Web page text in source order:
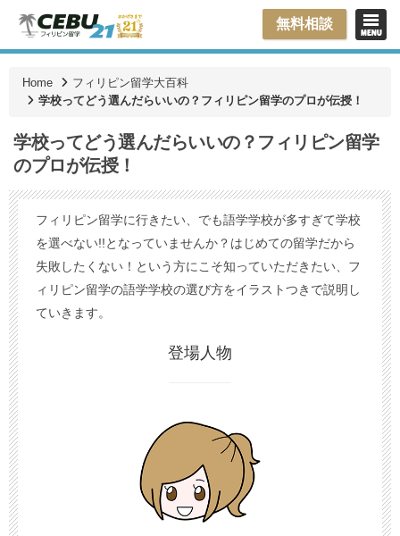
無料相談
Home
フィリピン留学大百科
学校ってどう選んだらいいの？フィリピン留学のプロが伝授！
学校ってどう選んだらいいの？フィリピン留学
のプロが伝授！
フィリピン留学に行きたい、でも語学学校が多すぎて学校
を選べない!!となっていませんか？はじめての留学だから
失敗したくない！という方にこそ知っていただきたい、フ
ィリピン留学の語学学校の選び方をイラストつきで説明し
ていきます。
登場人物